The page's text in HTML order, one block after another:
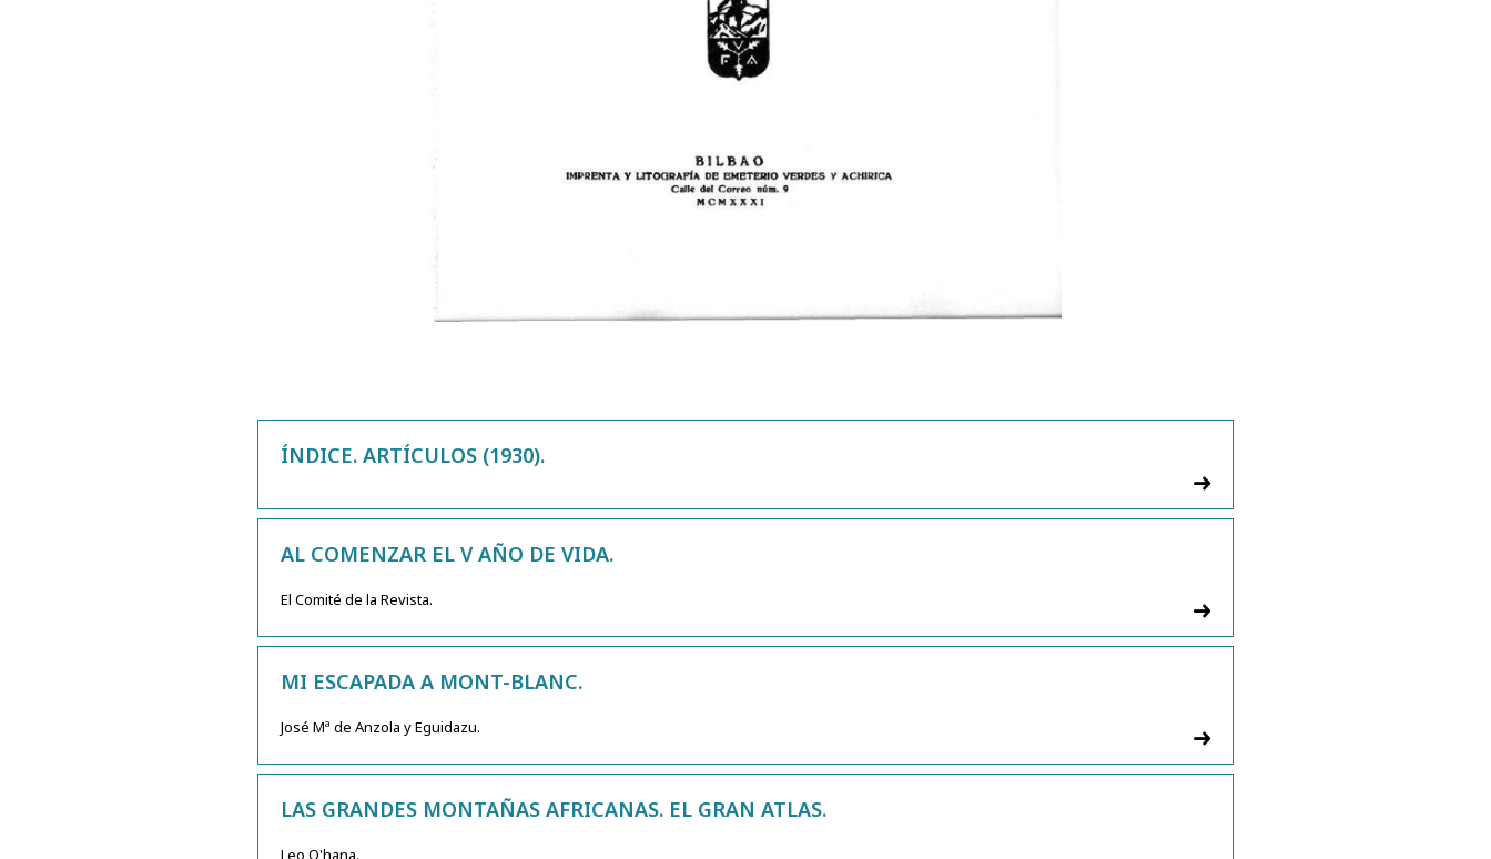
ÍNDICE. ARTÍCULOS (1930).
AL COMENZAR EL V AÑO DE VIDA.
El Comité de la Revista.
MI ESCAPADA A MONT-BLANC.
José Mª de Anzola y Eguidazu.
LAS GRANDES MONTAÑAS AFRICANAS. EL GRAN ATLAS.
Leo O'hana.